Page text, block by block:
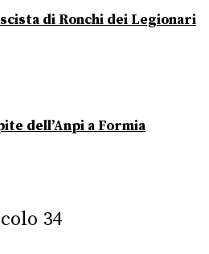
di Ronchi dei Legionari
dell’Anpi a Formia
34